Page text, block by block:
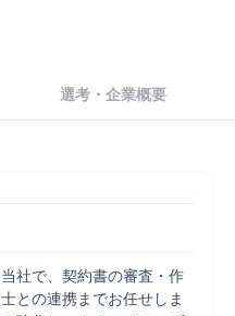
選考・企業概要
社で、契約書の審査・作
との連携までお任せしま